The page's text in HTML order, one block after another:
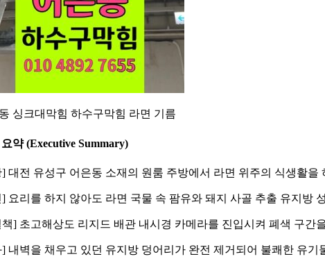
싱크대막힘 하수구막힘 라면 기름
약 (Executive Summary)
대전 유성구 어은동 소재의 원룸 주방에서 라면 위주의 식생활
요리를 하지 않아도 라면 국물 속 팜유와 돼지 사골 추출 유지방
] 초고해상도 리지드 배관 내시경 카메라를 진입시켜 폐색 구간
내벽을 채우고 있던 유지방 덩어리가 완전 제거되어 불쾌한 유